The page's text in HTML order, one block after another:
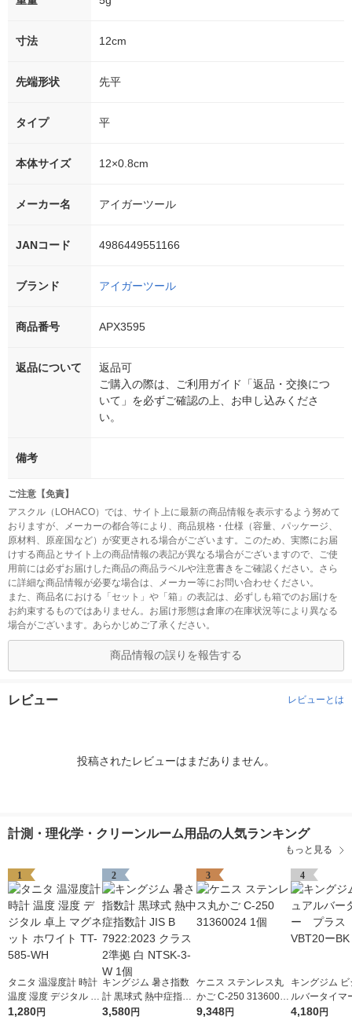
寸法 12cm
先端形状 先平
タイプ 平
本体サイズ 12×0.8cm
メーカー名 アイガーツール
JANコード 4986449551166
ブランド アイガーツール
商品番号 APX3595
返品について
返品可
ご購入の際は、ご利用ガイド「返品・交換につ
いて」を必ずご確認の上、お申し込みくださ
い。
備考
ご注意【免責】
アスクル（LOHACO）では、サイト上に最新の商品情報を表示するよう努めて
おりますが、メーカーの都合等により、商品規格・仕様（容量、パッケージ、
原材料、原産国など）が変更される場合がございます。このため、実際にお届
けする商品とサイト上の商品情報の表記が異なる場合がございますので、ご使
用前には必ずお届けした商品の商品ラベルや注意書きをご確認ください。さら
に詳細な商品情報が必要な場合は、メーカー等にお問い合わせください。
また、商品名における「セット」や「箱」の表記は、必ずしも箱でのお届けを
お約束するものではありません。お届け形態は倉庫の在庫状況等により異なる
場合がございます。あらかじめご了承ください。
商品情報の誤りを報告する
レビュー レビューとは
投稿されたレビューはまだありません。
計測・理化学・クリーンルーム用品の人気ランキング
もっと見る
1
タニタ 温湿度計 時計
温度 湿度 デジタル 卓
上 マグネット ホワイ
1,280円
2
キングジム 暑さ指数
計 黒球式 熱中症指数
計 JIS B 7922:2023 ク
3,580円
3
ケニス ステンレス丸
かご C-250 31360024
1個
9,348円
4
キングジム
ルバータイ
ス クロ
4,180円